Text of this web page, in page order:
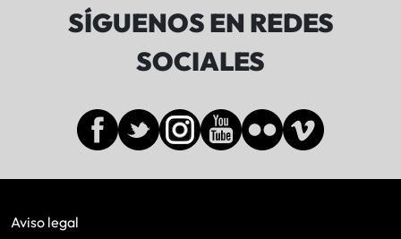
SÍGUENOS EN REDES
SOCIALES
Aviso legal